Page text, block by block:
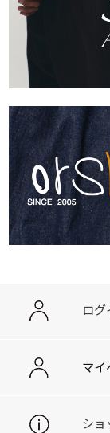
ログ
マイ
ショ